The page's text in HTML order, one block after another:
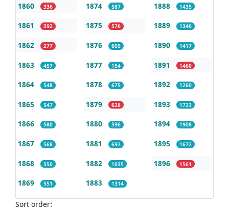
1860 336
1861 392
1862 277
1863 457
1864 548
1865 547
1866 580
1867 568
1868 550
1869 551
1874 587
1875 576
1876 605
1877 154
1878 675
1879 628
1880 596
1881 692
1882 1035
1883 1314
1888 1435
1889 1346
1890 1417
1891 1460
1892 1260
1893 1723
1894 1908
1895 1672
1896 1561
Sort order: